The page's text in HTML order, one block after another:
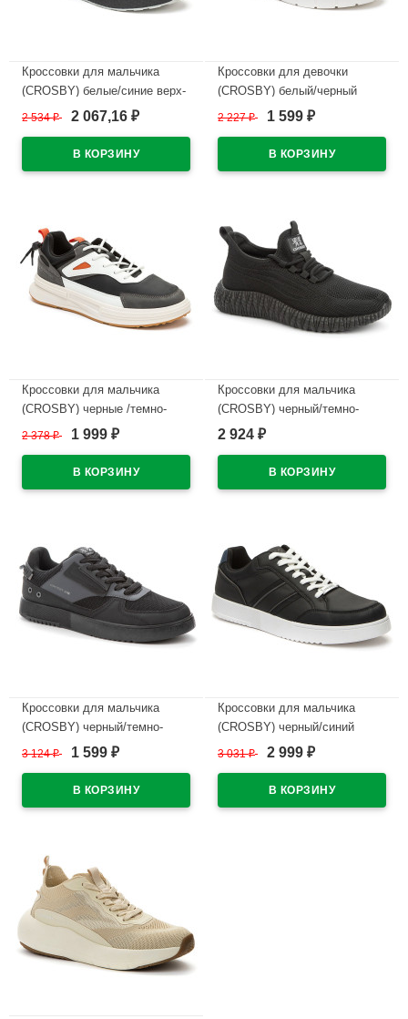
Кроссовки для мальчика
(CROSBY) белые/синие верх-
искусственная кожа+сетка
38-41 арт.248045/03-02
2 534₽ 2 067,16 ₽
Кроссовки для девочки
(CROSBY) белый/черный
верх-искусственная кожа/
арт.248039/04-01
2 227₽ 1 599 ₽
Кроссовки для мальчика
(CROSBY) черные /темно-
серый верх-искусственный
искусственная кожа
размерный ряд 38-41
2 378₽ 1 999 ₽
Кроссовки для мальчика
(CROSBY) черный/темно-
серый верх-искуственная
артикул 447007/03-01
2 924 ₽
Кроссовки для мальчика
(CROSBY) черный/темно-
серый верх-искуственная
артикул 447002/04-02
3 124₽ 1 599 ₽
Кроссовки для мальчика
(CROSBY) черный/синий
верх-искуственная кожа
447002/02-04
3 031₽ 2 999 ₽